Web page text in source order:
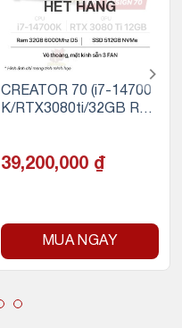
HẾT HÀNG
CREATOR 70 (i7-14700
K/RTX3080ti/32GB RA
39,200,000 ₫
MUA NGAY